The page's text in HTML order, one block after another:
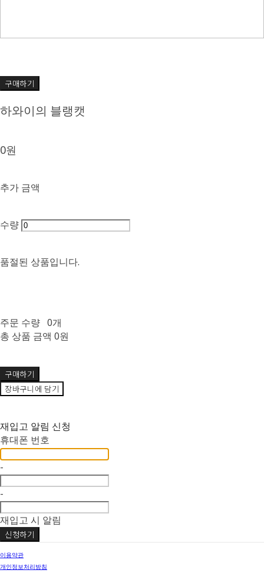
구매하기
하와이의 블랭캣
0원
추가 금액
수량
품절된 상품입니다.
주문 수량 0개
총 상품 금액 0원
구매하기
장바구니에 담기
재입고 알림 신청
휴대폰 번호
-
-
재입고 시 알림
신청하기
이용약관
개인정보처리방침